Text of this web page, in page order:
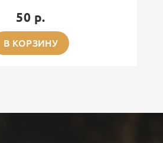
50 р.
В КОРЗИНУ